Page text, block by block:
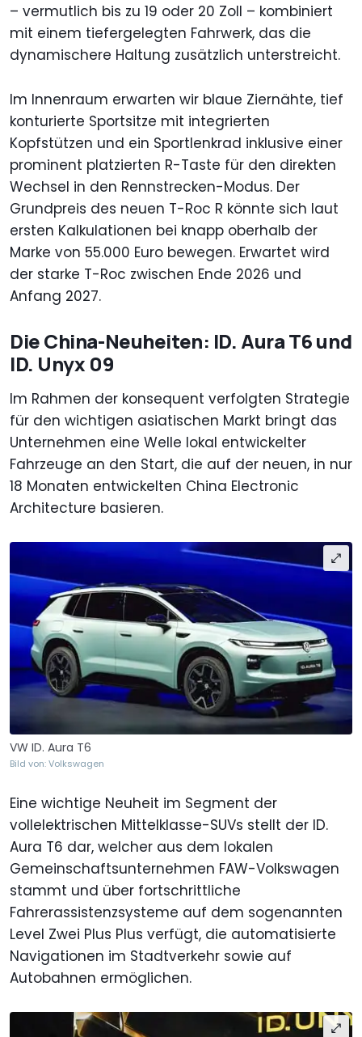
– vermutlich bis zu 19 oder 20 Zoll – kombiniert
mit einem tiefergelegten Fahrwerk, das die
dynamischere Haltung zusätzlich unterstreicht.
Im Innenraum erwarten wir blaue Ziernähte, tief
konturierte Sportsitze mit integrierten
Kopfstützen und ein Sportlenkrad inklusive einer
prominent platzierten R-Taste für den direkten
Wechsel in den Rennstrecken-Modus. Der
Grundpreis des neuen T-Roc R könnte sich laut
ersten Kalkulationen bei knapp oberhalb der
Marke von 55.000 Euro bewegen. Erwartet wird
der starke T-Roc zwischen Ende 2026 und
Anfang 2027.
Die China-Neuheiten: ID. Aura T6 und
ID. Unyx 09
Im Rahmen der konsequent verfolgten Strategie
für den wichtigen asiatischen Markt bringt das
Unternehmen eine Welle lokal entwickelter
Fahrzeuge an den Start, die auf der neuen, in nur
18 Monaten entwickelten China Electronic
Architecture basieren.
VW ID. Aura T6
Bild von: Volkswagen
Eine wichtige Neuheit im Segment der
vollelektrischen Mittelklasse-SUVs stellt der ID.
Aura T6 dar, welcher aus dem lokalen
Gemeinschaftsunternehmen FAW-Volkswagen
stammt und über fortschrittliche
Fahrerassistenzsysteme auf dem sogenannten
Level Zwei Plus Plus verfügt, die automatisierte
Navigationen im Stadtverkehr sowie auf
Autobahnen ermöglichen.